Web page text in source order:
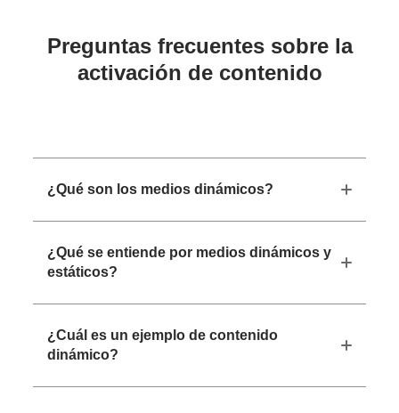
Preguntas frecuentes sobre la
activación de contenido
¿Qué son los medios dinámicos?
¿Qué se entiende por medios dinámicos y
estáticos?
¿Cuál es un ejemplo de contenido
dinámico?